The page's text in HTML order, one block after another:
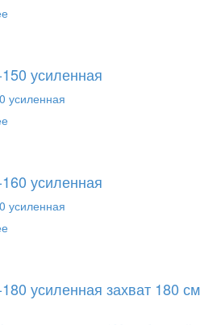
усиленная
усиленная
усиленная захват 180 см